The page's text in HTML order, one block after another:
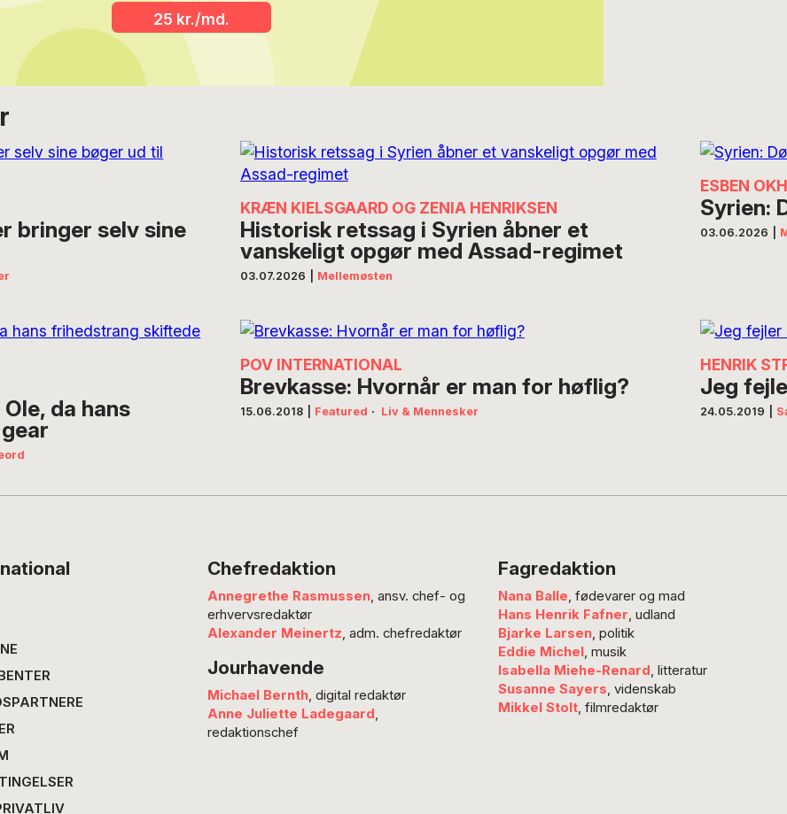
25 kr./md.
bringer selv sine
KRÆN KIELSGAARD OG ZENIA HENRIKSEN
Historisk retssag i Syrien åbner et
vanskeligt opgør med Assad-regimet
03.07.2026 Mellemøsten
ESBEN
Syrien:
03.06.2026
da hans
POV INTERNATIONAL
Brevkasse: Hvornår er man for høflig?
15.06.2018 Featured · Liv & Mennesker
HENRIK
Jeg
24.05.2019
Chefredaktion
Annegrethe Rasmussen, ansv. chef- og
erhvervsredaktør
Alexander Meinertz, adm. chefredaktør
Jourhavende
Michael Bernth, digital redaktør
Anne Juliette Ladegaard,
redaktionschef
Fagredaktion
Nana Balle, fødevarer og mad
Hans Henrik Fafner, udland
Bjarke Larsen, politik
Eddie Michel, musik
Isabella Miehe-Renard, litteratur
Susanne Sayers, videnskab
Mikkel Stolt, filmredaktør